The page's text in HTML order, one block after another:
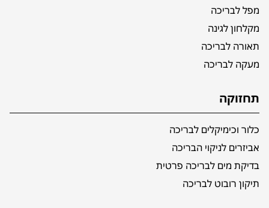
מפל לבריכה
מקלחון לגינה
תאורה לבריכה
מעקה לבריכה
תחזוקה
כלור וכימיקלים לבריכה
אביזרים לניקוי הבריכה
בדיקת מים לבריכה פרטית
תיקון רובוט לבריכה